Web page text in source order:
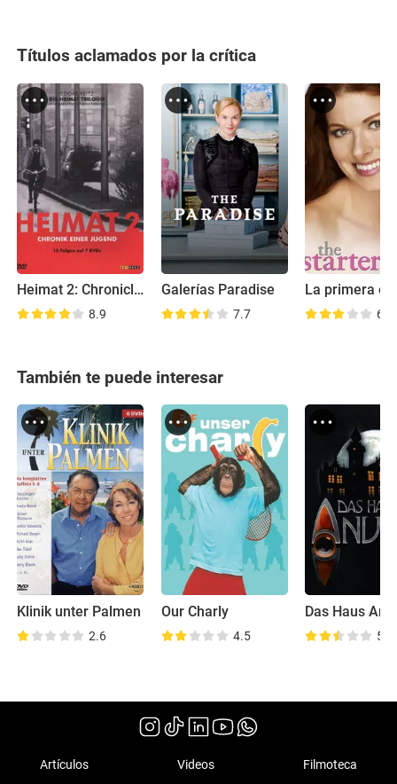
Títulos aclamados por la crítica
Heimat 2: Chronicle of a Generation
8.9
Galerías Paradise
7.7
La primera
6.8
También te puede interesar
Klinik unter Palmen
2.6
Our Charly
4.5
Das Haus
5.2
Artículos Videos Filmoteca